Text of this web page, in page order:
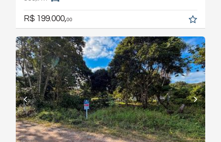
R$ 199.000,00